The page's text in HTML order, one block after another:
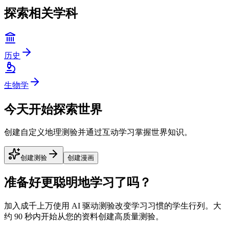
探索相关学科
历史
生物学
今天开始探索世界
创建自定义地理测验并通过互动学习掌握世界知识。
创建测验 创建漫画
准备好更聪明地学习了吗？
加入成千上万使用 AI 驱动测验改变学习习惯的学生行列。大
约 90 秒内开始从您的资料创建高质量测验。